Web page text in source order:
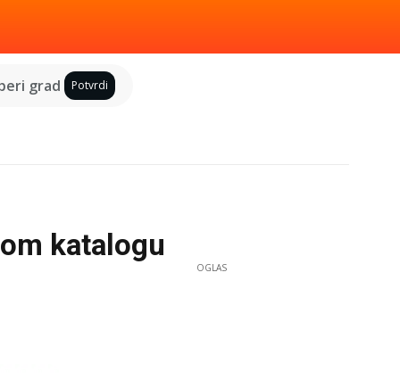
grad Potvrdi
katalogu
OGLAS